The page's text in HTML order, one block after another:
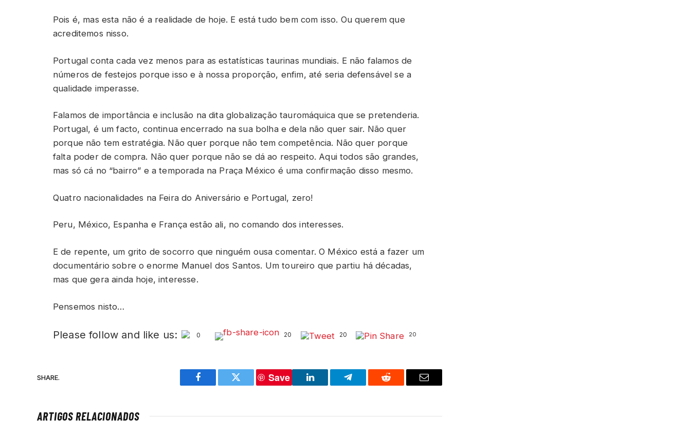
Pois é, mas esta não é a realidade de hoje. E está tudo bem com isso. Ou querem que
acreditemos nisso.
Portugal conta cada vez menos para as estatísticas taurinas mundiais. E não falamos de
números de festejos porque isso e à nossa proporção, enfim, até seria defensável se a
qualidade imperasse.
Falamos de importância e inclusão na dita globalização tauromáquica que se pretenderia.
Portugal, é um facto, continua encerrado na sua bolha e dela não quer sair. Não quer
porque não tem estratégia. Não quer porque não tem competência. Não quer porque
falta poder de compra. Não quer porque não se dá ao respeito. Aqui todos são grandes,
mas só cá no “bairro” e a temporada na Praça México é uma confirmação disso mesmo.
Quatro nacionalidades na Feira do Aniversário e Portugal, zero!
Peru, México, Espanha e França estão ali, no comando dos interesses.
E de repente, um grito de socorro que ninguém ousa comentar. O México está a fazer um
documentário sobre o enorme Manuel dos Santos. Um toureiro que partiu há décadas,
mas que gera ainda hoje, interesse.
Pensemos nisto…
Please follow and like us: 0 20 20 20
SHARE.
Facebook Twitter
Save
LinkedIn Telegram Reddit Email
ARTIGOS RELACIONADOS